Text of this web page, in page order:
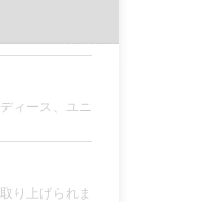
ィース、ユニ
り上げられま